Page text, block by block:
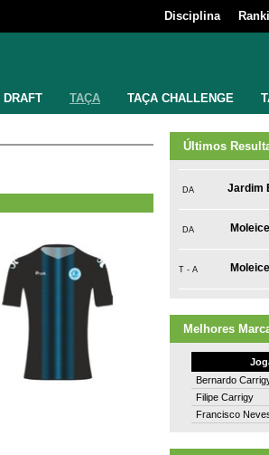
Disciplina
DRAFT TAÇA TAÇA CHALLENGE
Últimos
DA Jardim
DA
T - A
Melhores
Bernardo
Filipe Carrigy
Francisco